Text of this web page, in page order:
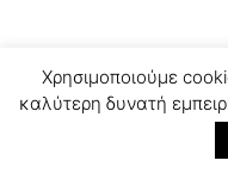
Χρησιμοποιούμε
καλύτερη δυνατή